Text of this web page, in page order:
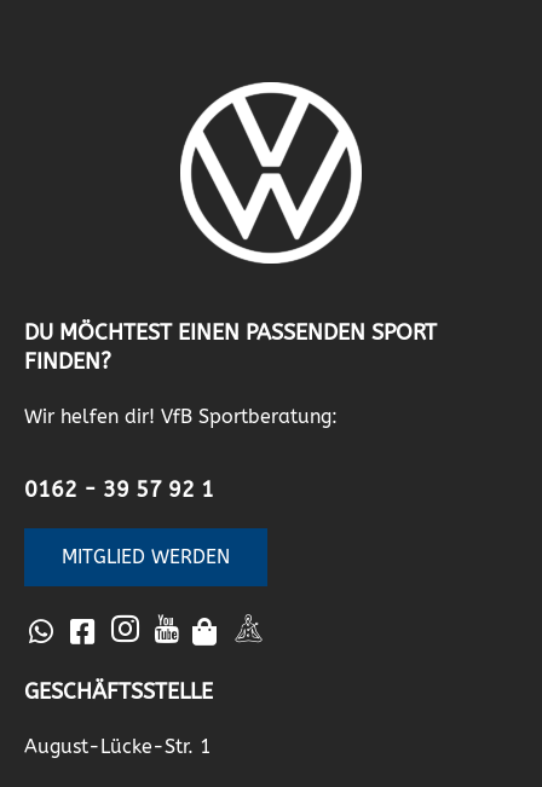
DU MÖCHTEST EINEN PASSENDEN SPORT
FINDEN?
Wir helfen dir! VfB Sportberatung:
0162 - 39 57 92 1
MITGLIED WERDEN
GESCHÄFTSSTELLE
August-Lücke-Str. 1